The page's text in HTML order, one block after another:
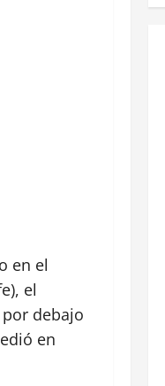
en el
el
debajo
en